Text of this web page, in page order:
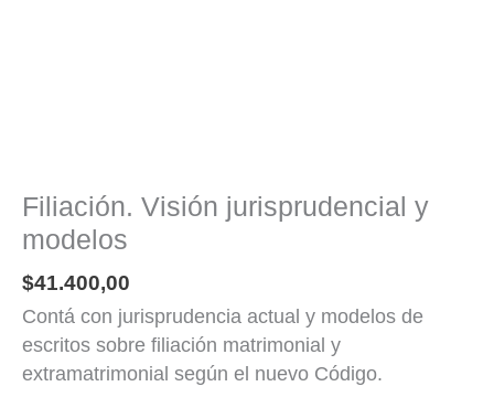
Filiación. Visión jurisprudencial y
modelos
$41.400,00
Contá con jurisprudencia actual y modelos de
escritos sobre filiación matrimonial y
extramatrimonial según el nuevo Código.